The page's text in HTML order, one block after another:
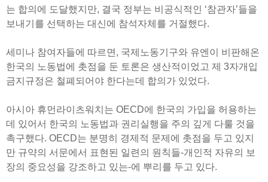
는 합의에 도달했지만, 결국 정부는 비공식적인 ‘참관자’들을
보내기를 선택하는 대신에 참석자체를 거절했다.
세미나 참여자들에 따르면, 국제노동기구와 유엔이 비판해온
한국의 노동법에 촛점을 둔 토론은 생산적이었고 제 3자개입
금지규정은 철폐되어야 한다는데 합의가 있었다.
아시아 휴먼라이츠워치는 OECD에 한국의 가입을 허용하는
데 있어서 한국의 노동법과 권리실행을 주의 깊게 다룰 것을
촉구했다. OECD는 분명히 경제적 문제에 촛점을 두고 있지
만 규약의 서문에서 표현된 일련의 원칙들-개인적 자유의 보
장의 중요성을 강조하고 있는-에 뿌리를 두고 있다.